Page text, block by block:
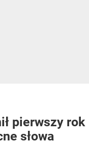
pierwszy rok
słowa